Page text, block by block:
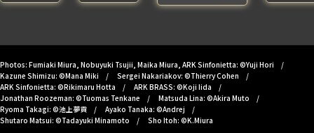
Photos: Fumiaki Miura, Nobuyuki Tsujii, Maika Miura, ARK Sinfonietta: ©Yuji Hori
Kazune Shimizu: ©Mana Miki
Sergei Nakariakov: ©Thierry Cohen
ARK Sinfonietta: ©Rikimaru Hotta
ARK BRASS: ©Koji Iida
Jonathan Roozeman: ©Tuomas Tenkane
Matsuda Lina: ©Akira Muto
Ryoma Takagi: ©池上夢貢
Ayako Tanaka: ©Andrej
Shutaro Matsui: ©Tadayuki Minamoto
Sho Itoh: ©K.Miura